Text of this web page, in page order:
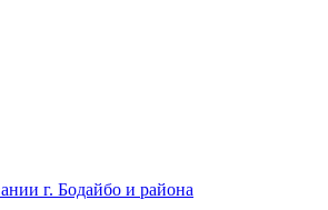
г. Бодайбо и района